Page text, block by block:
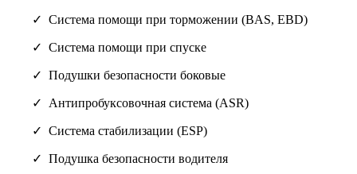
Система помощи при торможении (BAS, EBD)
Система помощи при спуске
Подушки безопасности боковые
Антипробуксовочная система (ASR)
Система стабилизации (ESP)
Подушка безопасности водителя